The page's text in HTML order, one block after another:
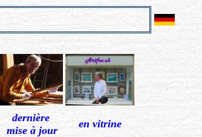
dernière
mise à jour
en vitrine